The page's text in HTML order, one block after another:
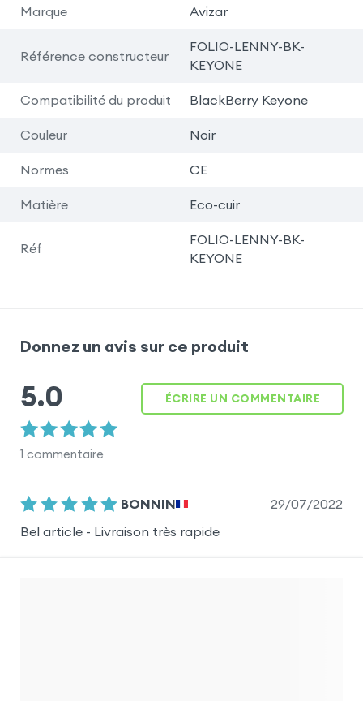
Marque Avizar
Référence constructeur
FOLIO-LENNY-BK-
KEYONE
Compatibilité du produit BlackBerry Keyone
Couleur Noir
Normes CE
Matière Eco-cuir
Réf
FOLIO-LENNY-BK-
KEYONE
Donnez un avis sur ce produit
5.0
1 commentaire
ÉCRIRE UN COMMENTAIRE
BONNIN
29/07/2022
Bel article - Livraison très rapide